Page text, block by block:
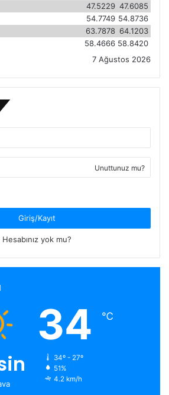
47.6085
47.5229
54.8736
54.7749
64.1203
63.7878
58.8420
58.4666
7 Ağustos 2026
Unuttunuz mu?
Giriş/Kayıt
Hesabınız yok mu?
34 ℃
34º - 27º
51%
4.2 km/h